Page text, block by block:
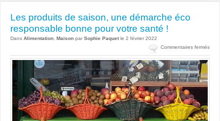
Les produits de saison, une démarche éco
responsable bonne pour votre santé !
Dans Alimentation Maison par Sophie Paquet le 2 février 2022
Commentaires ferméssur
Les